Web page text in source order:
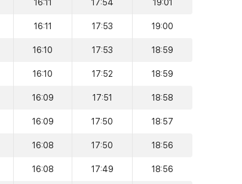
16:11 17:54 19:01
16:11 17:53 19:00
16:10 17:53 18:59
16:10 17:52 18:59
16:09 17:51 18:58
16:09 17:50 18:57
16:08 17:50 18:56
16:08 17:49 18:56